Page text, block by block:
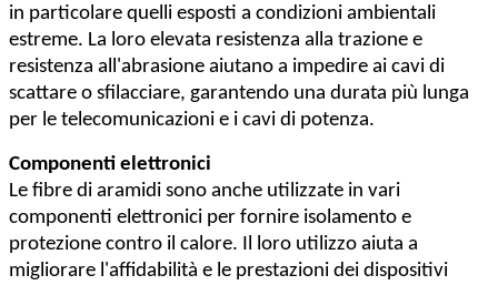
in particolare quelli esposti a condizioni ambientali
estreme. La loro elevata resistenza alla trazione e
resistenza all'abrasione aiutano a impedire ai cavi di
scattare o sfilacciare, garantendo una durata più lunga
per le telecomunicazioni e i cavi di potenza.
Componenti elettronici
Le fibre di aramidi sono anche utilizzate in vari
componenti elettronici per fornire isolamento e
protezione contro il calore. Il loro utilizzo aiuta a
migliorare l'affidabilità e le prestazioni dei dispositivi